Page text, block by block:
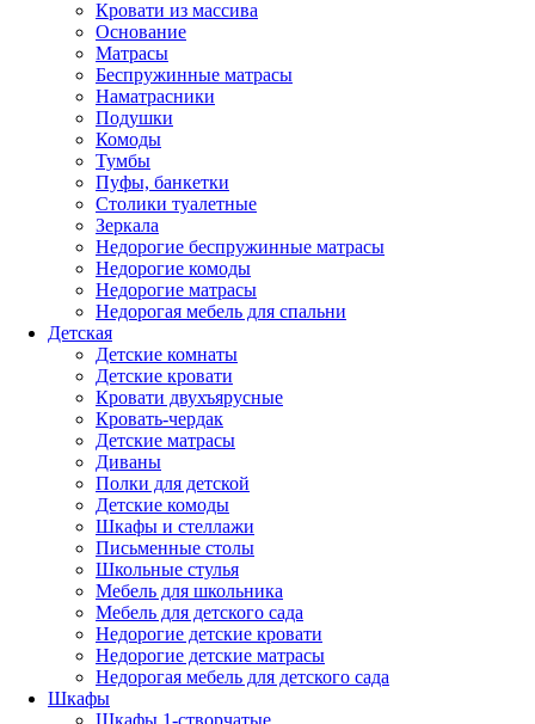
Кровати из массива
Основание
Матрасы
Беспружинные матрасы
Наматрасники
Подушки
Комоды
Тумбы
Пуфы, банкетки
Столики туалетные
Зеркала
Недорогие беспружинные матрасы
Недорогие комоды
Недорогие матрасы
Недорогая мебель для спальни
Детская
Детские комнаты
Детские кровати
Кровати двухъярусные
Кровать-чердак
Детские матрасы
Диваны
Полки для детской
Детские комоды
Шкафы и стеллажи
Письменные столы
Школьные стулья
Мебель для школьника
Мебель для детского сада
Недорогие детские кровати
Недорогие детские матрасы
Недорогая мебель для детского сада
Шкафы
Шкафы 1-створчатые